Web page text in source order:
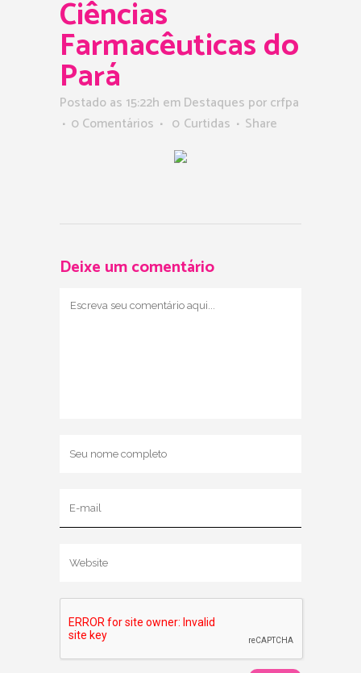
Ciências
Farmacêuticas do
Pará
Postado as 15:22h emDestaques porcrfpa
0 Comentários
0 Curtidas Share
Deixe um comentário